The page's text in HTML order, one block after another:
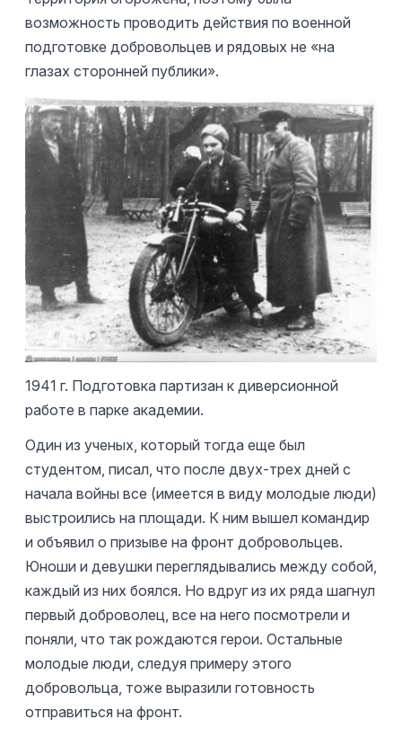
возможность проводить действия по военной
подготовке добровольцев и рядовых не «на
глазах сторонней публики».
1941 г. Подготовка партизан к диверсионной
работе в парке академии.
Один из ученых, который тогда еще был
студентом, писал, что после двух-трех дней с
начала войны все (имеется в виду молодые люди)
выстроились на площади. К ним вышел командир
и объявил о призыве на фронт добровольцев.
Юноши и девушки переглядывались между собой,
каждый из них боялся. Но вдруг из их ряда шагнул
первый доброволец, все на него посмотрели и
поняли, что так рождаются герои. Остальные
молодые люди, следуя примеру этого
добровольца, тоже выразили готовность
отправиться на фронт.